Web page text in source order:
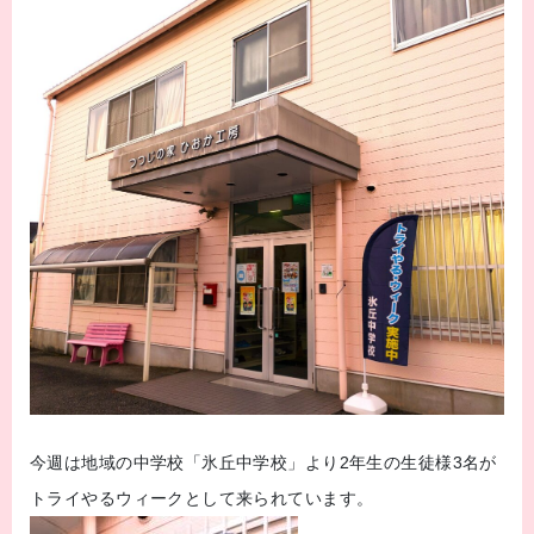
今週は地域の中学校「氷丘中学校」より2年生の生徒様3名が
トライやるウィークとして来られています。